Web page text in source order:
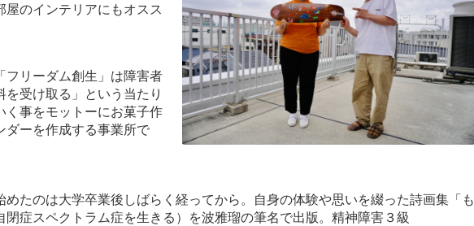
屋のインテリアにもオスス
フリーダム創生」は障害者
受け取る」 という当たり
く事をモットーにお菓子作
ダーを作成する事業所で
たのは大学卒業後しばらく経ってから。 自身の体験や思いを綴った詩画集「も
閉症スペクトラム症を生きる）を波雅瑠の筆名で出版。 精神障害３級